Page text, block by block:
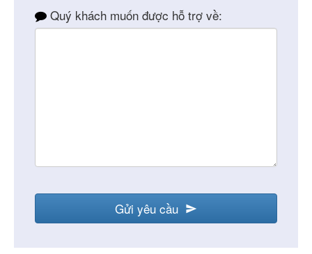
Quý khách muốn được hỗ trợ về:
Gửi yêu cầu